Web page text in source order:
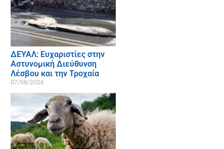
ΔΕΥΑΛ: Ευχαριστίες στην
Αστυνομική Διεύθυνση
Λέσβου και την Τροχαία
07/08/2026